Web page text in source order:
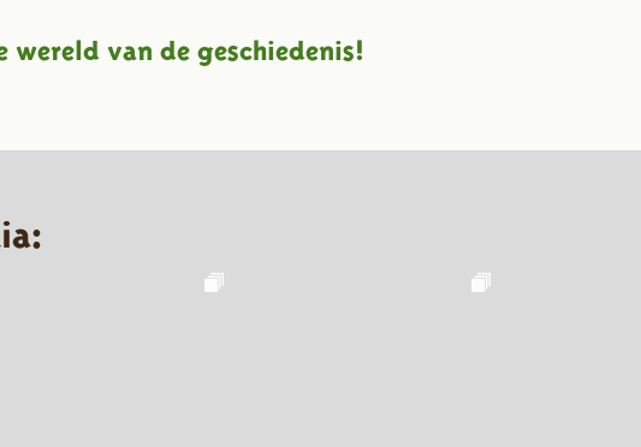
wereld van de geschiedenis!